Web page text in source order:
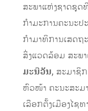
ສະພາແຫ່ງຊາດຊຸດ
ກຳມະການຄະນະປ
ກຳມາທິການເສດຖ
ສິ່ງແວດລ້ອມ ສະພ
ມະນີວັນ, ສະມາຊິ
ຫົວໜ້າ ຄະນະສະມ
ເລືອກຕັ້ງເມືອງໄຊ